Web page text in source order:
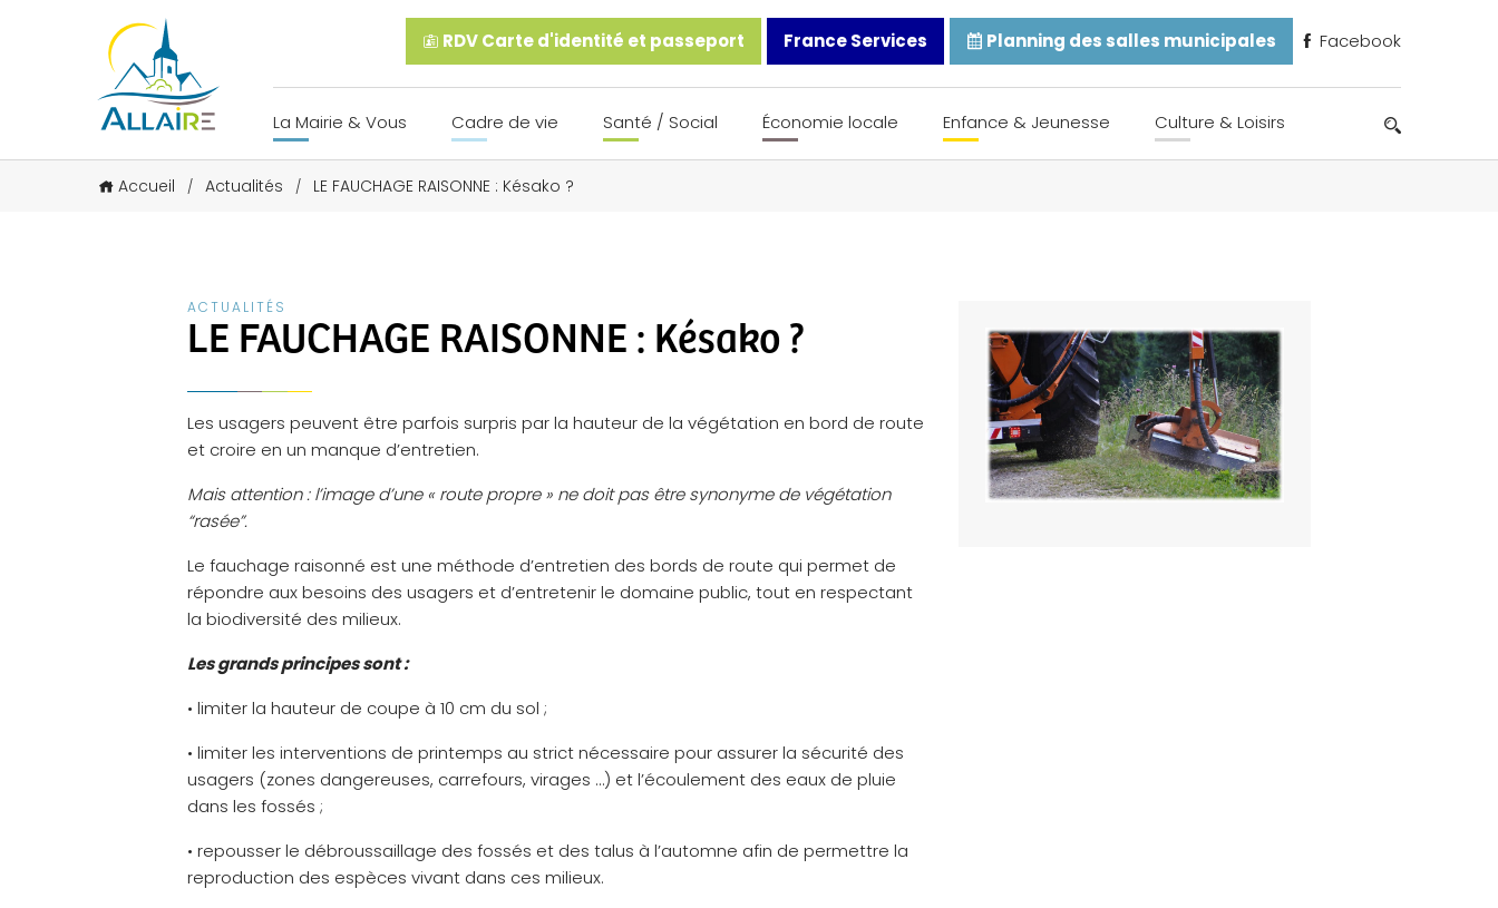
RDV Carte d'identité et passeport France Services Planning des salles municipales Facebook
La Mairie & Vous Cadre de vie Santé / Social Économie locale Enfance & Jeunesse Culture & Loisirs
Accueil / Actualités / LE FAUCHAGE RAISONNE : Késako ?
ACTUALITÉS
LE FAUCHAGE RAISONNE : Késako ?
Les usagers peuvent être parfois surpris par la hauteur de la végétation en bord de route
et croire en un manque d’entretien.
Mais attention : l’image d’une « route propre » ne doit pas être synonyme de végétation
“rasée”.
Le fauchage raisonné est une méthode d’entretien des bords de route qui permet de
répondre aux besoins des usagers et d’entretenir le domaine public, tout en respectant
la biodiversité des milieux.
Les grands principes sont :
• limiter la hauteur de coupe à 10 cm du sol ;
• limiter les interventions de printemps au strict nécessaire pour assurer la sécurité des
usagers (zones dangereuses, carrefours, virages …) et l’écoulement des eaux de pluie
dans les fossés ;
• repousser le débroussaillage des fossés et des talus à l’automne afin de permettre la
reproduction des espèces vivant dans ces milieux.